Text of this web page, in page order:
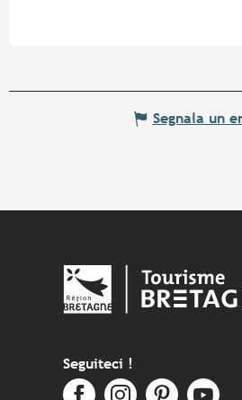
Segnala un
Seguiteci !